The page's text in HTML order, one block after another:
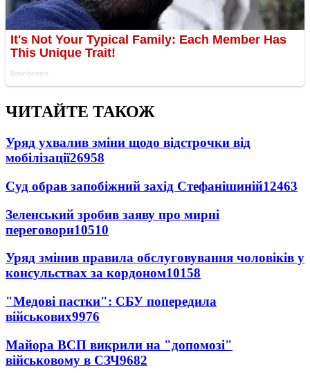
ЧИТАЙТЕ ТАКОЖ
Уряд ухвалив зміни щодо відстрочки від
мобілізації26958
Суд обрав запобіжний захід Стефанішиній12463
Зеленський зробив заяву про мирні
переговори10510
Уряд змінив правила обслуговування чоловіків у
консульствах за кордоном10158
"Медові пастки": СБУ попередила
військових9976
Майора ВСП викрили на "допомозі"
військовому в СЗЧ9682